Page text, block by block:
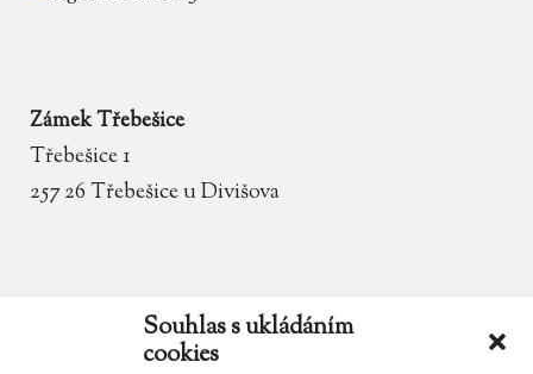
Souhlas s ukládáním
cookies
Zámek Třebešice
Třebešice 1
257 26 Třebešice u Divišova
zamek.trebesice@volny.cz
602 354 467